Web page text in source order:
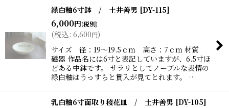
緑白釉6寸鉢 / 土井善男 [DY-115]
6,000円(税別)
(税込: 6,600円)
サイズ 径：19〜19.5ｃｍ 高さ：7ｃｍ 材質
磁器 作品名には6寸と表記していますが、6.5寸ほ
どある中鉢です。 サラリとしてノーブルな表情の
緑白釉はうっすらと貫入が見てとれます。 …
乳白釉6寸面取り稜花皿 / 土井善男 [DY-105]